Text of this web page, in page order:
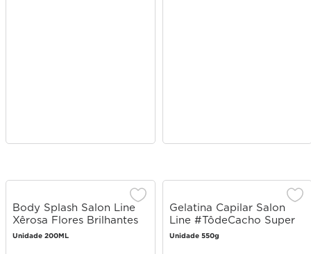
Body Splash Salon Line
Xêrosa Flores Brilhantes
200ml
Unidade 200ML
Gelatina Capilar Salon
Line #TôdeCacho Super
Definição 550g
Unidade 550g